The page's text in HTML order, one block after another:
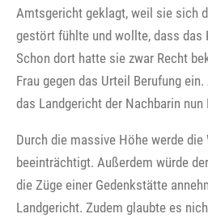
Amtsgericht geklagt, weil sie sich
gestört fühlte und wollte, dass das
Schon dort hatte sie zwar Recht
Frau gegen das Urteil Berufung
das Landgericht der Nachbarin nun
Durch die massive Höhe werde
beeinträchtigt. Außerdem würde
die Züge einer Gedenkstätte
Landgericht. Zudem glaubte es